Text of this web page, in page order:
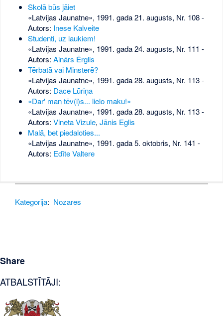
Skolā būs jāiet
«Latvijas Jaunatne», 1991. gada 21. augusts, Nr. 108-
Autors: Inese Kalveite
Studenti, uz laukiem!
«Latvijas Jaunatne», 1991. gada 24. augusts, Nr. 111 -
Autors: Ainārs Ērglis
Tērbatā vai Minsterē?
«Latvijas Jaunatne», 1991. gada 28. augusts, Nr. 113-
Autors: Dace Lūriņa
«Dar' man tēv(i)s... lielo maku!»
«Latvijas Jaunatne», 1991. gada 28. augusts, Nr. 113-
Autors: Vineta Vizule, Jānis Eglis
Malā, bet piedaloties...
«Latvijas Jaunatne», 1991. gada 5. oktobris, Nr. 141 -
Autors: Edīte Valtere
Kategorija: Nozares
Share
ATBALSTĪTĀJI: